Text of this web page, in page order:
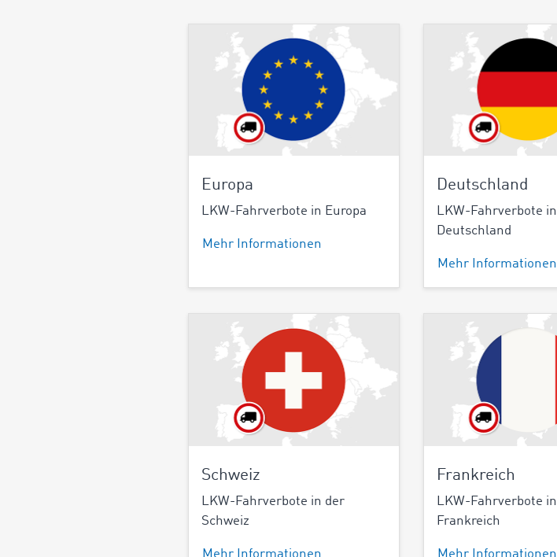
Europa
LKW-Fahrverbote in Europa
Mehr Informationen
Deutschland
LKW-Fahrverbote in
Deutschland
Mehr Informationen
Schweiz
LKW-Fahrverbote in der
Schweiz
Mehr Informationen
Frankreich
LKW-Fahrverbote in
Frankreich
Mehr Informationen